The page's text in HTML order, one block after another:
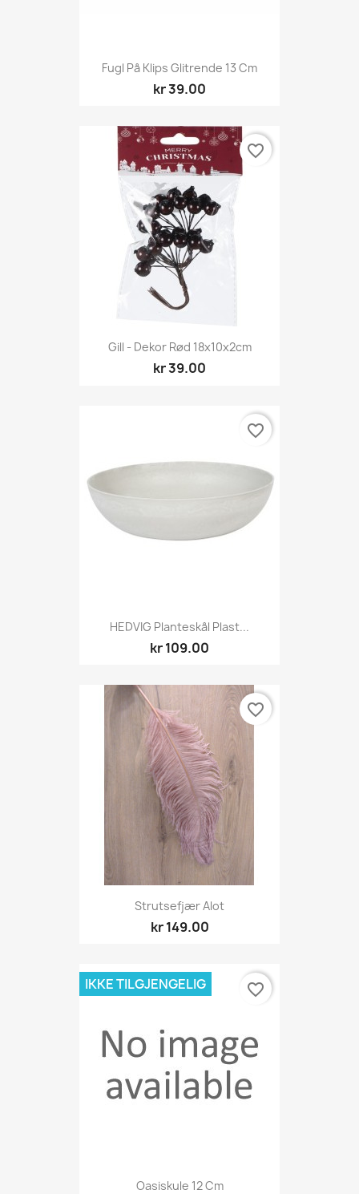
Fugl På Klips Glitrende 13 Cm
kr 39.00
Gill - Dekor Rød 18x10x2cm
kr 39.00
favorite_border
HEDVIG Planteskål Plast...
kr 109.00
favorite_border
Strutsefjær Alot
kr 149.00
favorite_border
Oasiskule 12 Cm
IKKE TILGJENGELIG favorite_border